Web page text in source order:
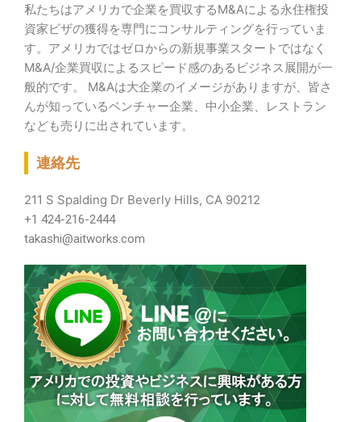
私たちはアメリカで企業を買収するM&Aによる永住権投
資家ビザの獲得を専門にコンサルティングを行っていま
す。 アメリカではゼロからの新規事業スタートではなく
M&A/企業買収によるスピード感のあるビジネス展開が一
般的です。 M&Aは大企業のイメージがありますが、皆さ
んが知っているベンチャー企業、中小企業、レストラン
なども売りに出されています。
連絡先
211 S Spalding Dr Beverly Hills, CA 90212
+1 424-216-2444
takashi@aitworks.com